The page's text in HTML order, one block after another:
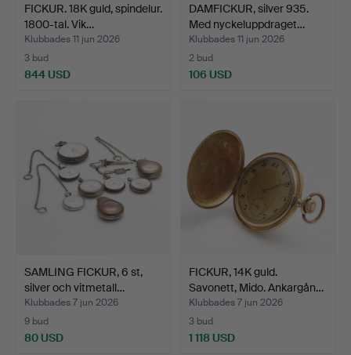
FICKUR. 18K guld, spindelur.
1800-tal. Vik…
Klubbades 11 jun 2026
3 bud
844 USD
DAMFICKUR, silver 935.
Med nyckeluppdraget…
Klubbades 11 jun 2026
2 bud
106 USD
SAMLING FICKUR, 6 st,
silver och vitmetall…
Klubbades 7 jun 2026
9 bud
80 USD
FICKUR, 14K guld.
Savonett, Mido. Ankargån…
Klubbades 7 jun 2026
3 bud
1 118 USD